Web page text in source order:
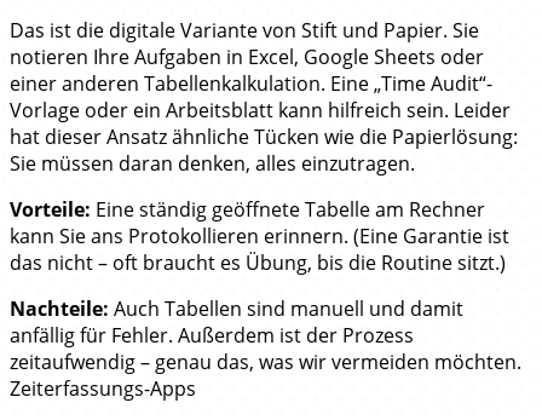
Das ist die digitale Variante von Stift und Papier. Sie
notieren Ihre Aufgaben in Excel, Google Sheets oder
einer anderen Tabellenkalkulation. Eine „Time Audit“-
Vorlage oder ein Arbeitsblatt kann hilfreich sein. Leider
hat dieser Ansatz ähnliche Tücken wie die Papierlösung:
Sie müssen daran denken, alles einzutragen.
Vorteile: Eine ständig geöffnete Tabelle am Rechner
kann Sie ans Protokollieren erinnern. (Eine Garantie ist
das nicht – oft braucht es Übung, bis die Routine sitzt.)
Nachteile: Auch Tabellen sind manuell und damit
anfällig für Fehler. Außerdem ist der Prozess
zeitaufwendig – genau das, was wir vermeiden möchten.
Zeiterfassungs-Apps